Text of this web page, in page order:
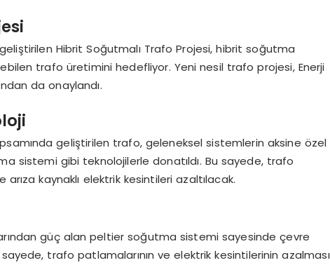
Hibrit Soğutmalı Trafo Projesi, hibrit soğutma
trafo üretimini hedefliyor. Yeni nesil trafo projesi, Enerji
da onaylandı.
geliştirilen trafo, geleneksel sistemlerin aksine özel
sistemi gibi teknolojilerle donatıldı. Bu sayede, trafo
arıza kaynaklı elektrik kesintileri azaltılacak.
güç alan peltier soğutma sistemi sayesinde çevre
trafo patlamalarının ve elektrik kesintilerinin azalması